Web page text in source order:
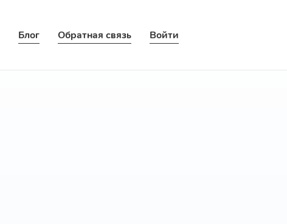
Блог Обратная связь Войти